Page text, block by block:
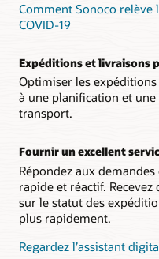
Comment Sonoco relève
COVID-19
Expéditions et livraisons
Optimiser les
à une planification et
transport.
Fournir un excellent
Répondez aux
rapide et réactif.
sur le statut des
plus rapidement.
Regardez l’assistant